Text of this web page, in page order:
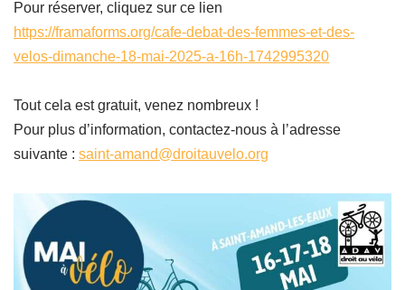
Pour réserver, cliquez sur ce lien
https://framaforms.org/cafe-debat-des-femmes-et-des-
velos-dimanche-18-mai-2025-a-16h-1742995320
Tout cela est gratuit, venez nombreux !
Pour plus d’information, contactez-nous à l’adresse
suivante : saint-amand@droitauvelo.org